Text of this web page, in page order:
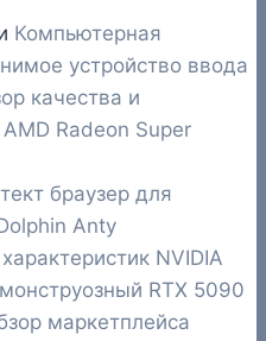
Компьютерная
устройство ввода
качества и
Radeon Super
браузер для
Anty
NVIDIA
RTX 5090
маркетплейса